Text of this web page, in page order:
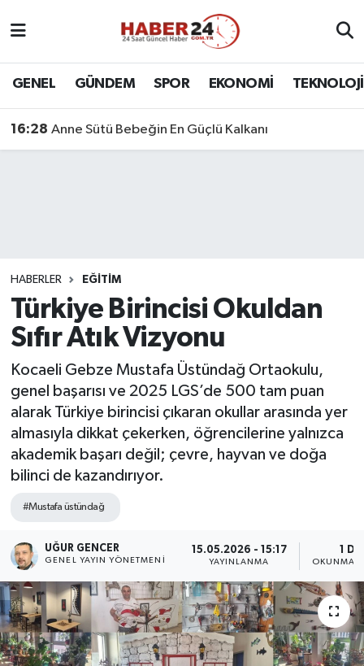
GENEL GÜNDEM SPOR EKONOMİ TEKNOLOJİ
16:28 Anne Sütü Bebeğin En Güçlü Kalkanı
HABERLER EĞİTİM
Türkiye Birincisi Okuldan
Sıfır Atık Vizyonu
Kocaeli Gebze Mustafa Üstündağ Ortaokulu,
genel başarısı ve 2025 LGS’de 500 tam puan
alarak Türkiye birincisi çıkaran okullar arasında yer
almasıyla dikkat çekerken, öğrencilerine yalnızca
akademik başarı değil; çevre, hayvan ve doğa
bilinci de kazandırıyor.
#Mustafa üstündağ
UĞUR GENCER
GENEL YAYIN YÖNETMENI
15.05.2026 - 15:17
YAYINLANMA
1 DK
OKUNMA
Nöbetçi Eczaneler
Son Dakika Haberleri